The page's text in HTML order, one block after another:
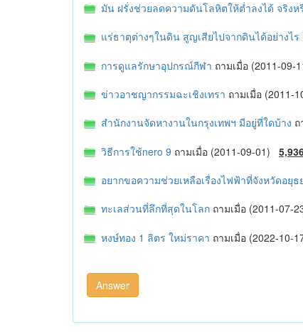
มัน ฝรั่งช่วยลดความดันโลหิตให้ต่ำลงได้ จริงห
แร่ธาตุต่างๆในดิน สูญเสียไปจากดินได้อย่างไร
การดูแลรักษาอุปกรณ์กีฬา ถามเมื่อ (2011-09-
ข่าวอาชญากรรมฉะเชิงเทรา ถามเมื่อ (2011-
สำนักงานจัดหางานในกรุงเทพฯ มีอยู่ที่ใดบ้าง
วิธีการใช้nero 9 ถามเมื่อ (2011-09-01)
อยากขอความช่วยเหลือเรื่องไฟฟ้าที่จังหวัดอยุ
ทะเลส่วนที่ลึกที่สุดในโลก ถามเมื่อ (2011-07-
หงษ์ทอง 1 ลิตร ใหม่ราคา ถามเมื่อ (2022-10-